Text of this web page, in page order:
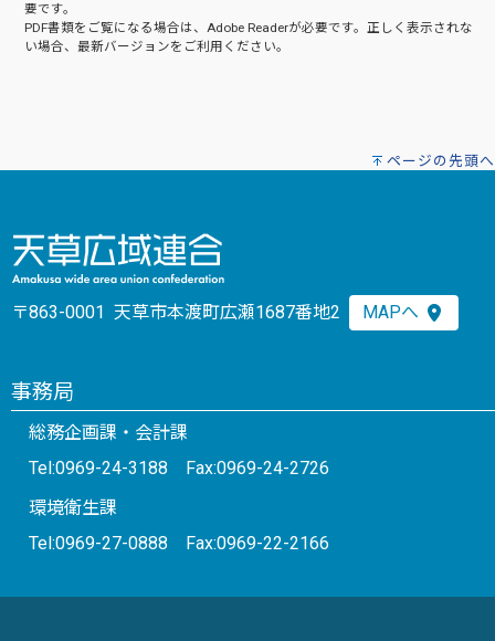
要です。
PDF書類をご覧になる場合は、Adobe Readerが必要です。正しく表示されな
い場合、最新バージョンをご利用ください。
ページの先頭へ
〒863-0001 天草市本渡町広瀬1687番地2 MAPへ
事務局
総務企画課・会計課
Tel:0969-24-3188 Fax:0969-24-2726
環境衛生課
Tel:0969-27-0888 Fax:0969-22-2166